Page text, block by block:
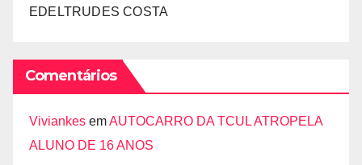
EDELTRUDES COSTA
Comentários
Viviankes emAUTOCARRO DA TCUL ATROPELA
ALUNO DE 16 ANOS